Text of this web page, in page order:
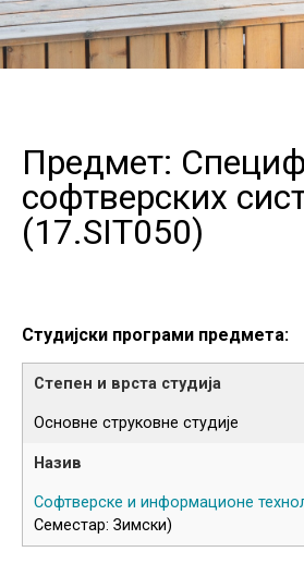
Предмет:
софтверских
(17.SIT050)
Студијски програми предмета:
Основне струковне студије
Софтверске и информационе
Семестар: Зимски)